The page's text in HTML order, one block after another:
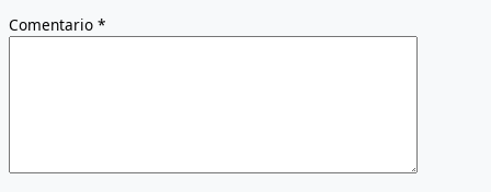
Comentario *